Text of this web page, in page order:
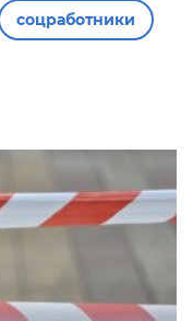
соцработники